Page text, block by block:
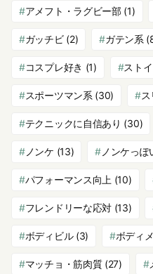
アメフト・ラグビー部(1)
ガッチビ(2) ガテン系
コスプレ好き (1) スト
スポーツマン系 (30) ス
テクニックに自信あり (30)
ノンケ (13) ノンケっぽ
パフォーマンス向上 (10)
フレンドリーな応対 (13)
ボディビル(3) ボディ
マッチョ・筋肉質(27)